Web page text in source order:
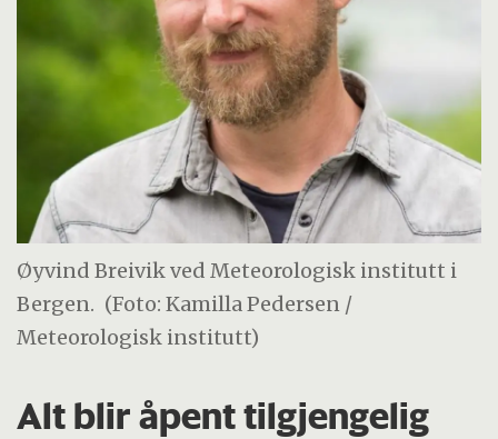
Øyvind Breivik ved Meteorologisk institutt i
Bergen. (Foto: Kamilla Pedersen /
Meteorologisk institutt)
Alt blir åpent tilgjengelig